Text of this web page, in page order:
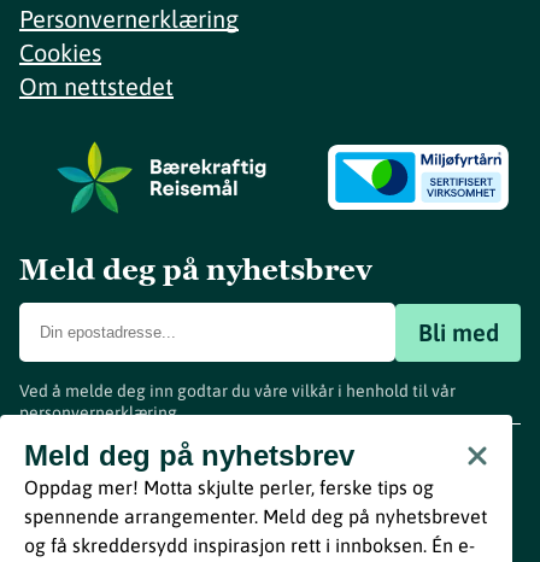
Personvernerklæring
Cookies
Om nettstedet
Meld deg på nyhetsbrev
Bli med
Ved å melde deg inn godtar du våre vilkår i henhold til vår
personvernerklæring.
Meld deg på nyhetsbrev
Oppdag mer! Motta skjulte perler, ferske tips og
spennende arrangementer. Meld deg på nyhetsbrevet
og få skreddersydd inspirasjon rett i innboksen. Én e-
www.visitvestfold.com
Turistinformasjon
Vestfold Fylkeskommune
ByBreakfast